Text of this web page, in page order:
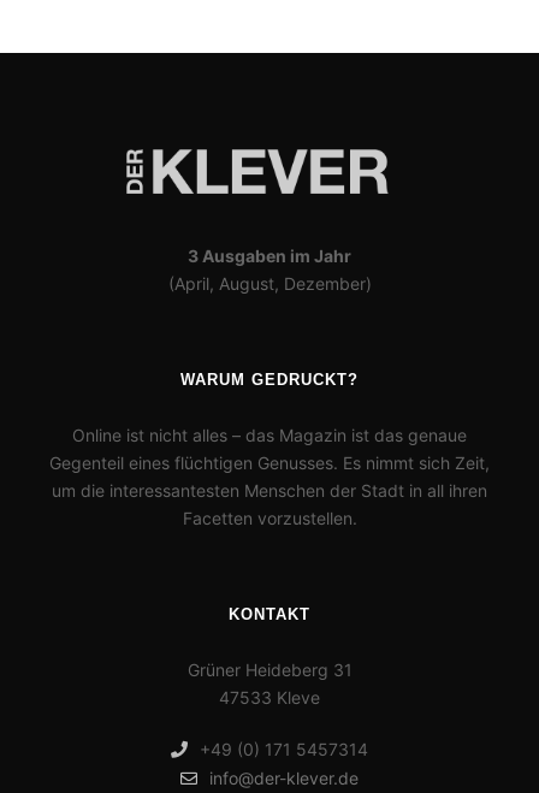
3 Ausgaben im Jahr
(April, August, Dezember)
WARUM GEDRUCKT?
Online ist nicht alles – das Magazin ist das genaue
Gegenteil eines flüchtigen Genusses. Es nimmt sich Zeit,
um die interessantesten Menschen der Stadt in all ihren
Facetten vorzustellen.
KONTAKT
Grüner Heideberg 31
47533 Kleve
+49 (0) 171 5457314
info@der-klever.de